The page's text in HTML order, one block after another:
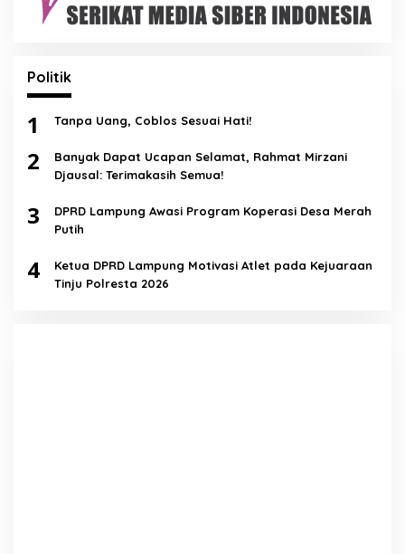
Politik
1 Tanpa Uang, Coblos Sesuai Hati!
2
Banyak Dapat Ucapan Selamat, Rahmat Mirzani
Djausal: Terimakasih Semua!
3
DPRD Lampung Awasi Program Koperasi Desa Merah
Putih
4
Ketua DPRD Lampung Motivasi Atlet pada Kejuaraan
Tinju Polresta 2026